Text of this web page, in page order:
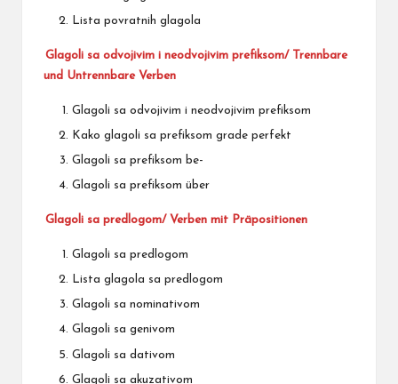
Lista povratnih glagola
Glagoli sa odvojivim i neodvojivim prefiksom/ Trennbare
und Untrennbare Verben
Glagoli sa odvojivim i neodvojivim prefiksom
Kako glagoli sa prefiksom grade perfekt
Glagoli sa prefiksom be-
Glagoli sa prefiksom über
Glagoli sa predlogom/ Verben mit Präpositionen
Glagoli sa predlogom
Lista glagola sa predlogom
Glagoli sa nominativom
Glagoli sa genivom
Glagoli sa dativom
Glagoli sa akuzativom